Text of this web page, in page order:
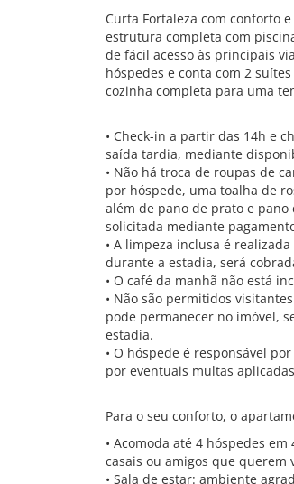
Curta Fortaleza com conforto
estrutura completa com
de fácil acesso às principais
hóspedes e conta com 2
cozinha completa para uma
• Check-in a partir das 14h e
saída tardia, mediante
• Não há troca de roupas de
por hóspede, uma toalha de
além de pano de prato e pano
solicitada mediante
• A limpeza inclusa é
durante a estadia, será
• O café da manhã não está
• Não são permitidos
pode permanecer no imóvel,
estadia.
• O hóspede é responsável
por eventuais multas
Para o seu conforto, o
• Acomoda até 4 hóspedes
casais ou amigos que querem
• Sala de estar: ambiente